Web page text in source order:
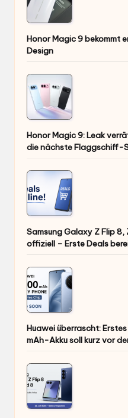
Honor Magic 9 bekommt
Design
Honor Magic 9: Leak
die nächste Flaggschiff-
Samsung Galaxy Z Flip 8,
offiziell – Erste Deals
Huawei überrascht:
mAh-Akku soll kurz vor